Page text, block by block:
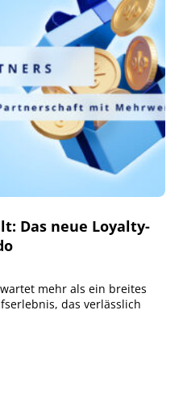
Das neue Loyalty-
mehr als ein breites
das verlässlich